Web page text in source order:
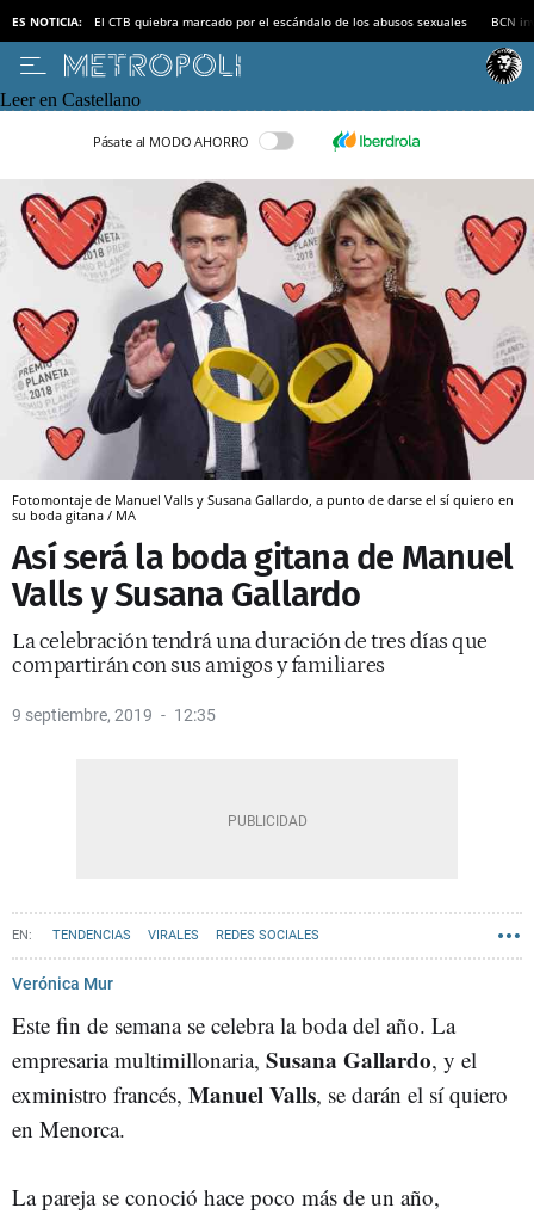
ES NOTICIA: El CTB quiebra marcado por el escándalo de los abusos sexuales BCN
Leer en Castellano
Pásate al MODO AHORRO
Fotomontaje de Manuel Valls y Susana Gallardo, a punto de darse el sí quiero en
su boda gitana / MA
Así será la boda gitana de Manuel
Valls y Susana Gallardo
La celebración tendrá una duración de tres días que
compartirán con sus amigos y familiares
9 septiembre, 2019 12:35
TENDENCIAS VIRALES REDES SOCIALES
Verónica Mur
Este fin de semana se celebra la boda del año. La
empresaria multimillonaria, Susana Gallardo, y el
exministro francés, Manuel Valls, se darán el sí quiero
en Menorca.
La pareja se conoció hace poco más de un año,